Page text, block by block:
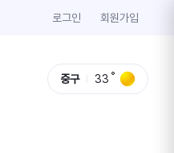
로그인 회원가입
중구 33